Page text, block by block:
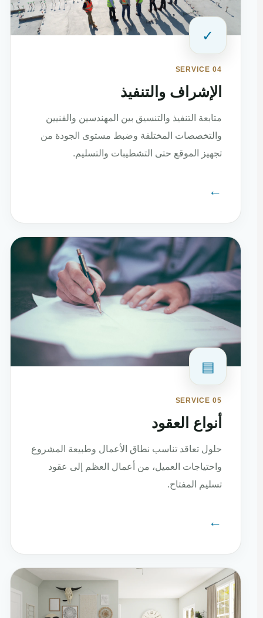
✓
SERVICE 04
الإشراف والتنفيذ
متابعة التنفيذ والتنسيق بين المهندسين والفنيين
والتخصصات المختلفة وضبط مستوى الجودة من
تجهيز الموقع حتى التشطيبات والتسليم.
←
▤
SERVICE 05
أنواع العقود
حلول تعاقد تناسب نطاق الأعمال وطبيعة المشروع
واحتياجات العميل، من أعمال العظم إلى عقود
تسليم المفتاح.
←